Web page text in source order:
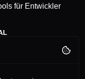
für Entwickler